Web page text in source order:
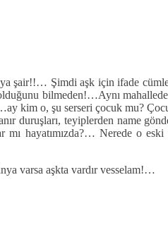
şair!!… Şimdi aşk için ifade
bilmeden!…Aynı
kim o, şu serseri çocuk mu?
duruşları, teyiplerden name
hayatımızda?… Nerede o eski
varsa aşkta vardır vesselam!…